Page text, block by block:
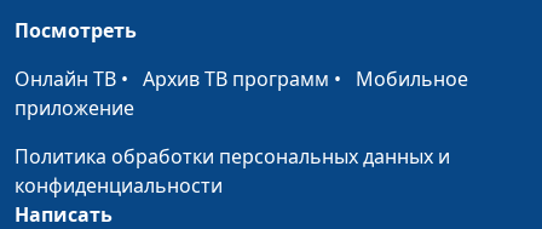
Черника на зиму и
Салаты с цветной
Фаршированные
овощи
Посмотреть
Онлайн ТВ • Архив ТВ программ • Мобильное
приложение
Политика обработки персональных данных и
конфиденциальности
Написать